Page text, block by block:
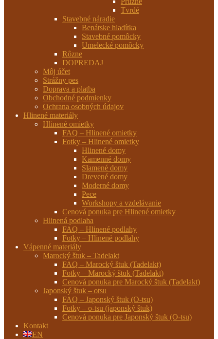
Tvrdé
Stavebné náradie
Benátske hladítka
Stavebné pomôcky
Umelecké pomôcky
Rôzne
DOPREDAJ
Môj účet
Strážny pes
Doprava a platba
Obchodné podmienky
Ochrana osobných údajov
Hlinené materiály
Hlinené omietky
FAQ – Hlinené omietky
Fotky – Hlinené omietky
Hlinené domy
Kamenné domy
Slamené domy
Drevené domy
Moderné domy
Pece
Workshopy a vzdelávanie
Cenová ponuka pre Hlinené omietky
Hlinená podlaha
FAQ – Hlinené podlahy
Fotky – Hlinené podlahy
Vápenné materiály
Marocký štuk – Tadelakt
FAQ – Marocký štuk (Tadelakt)
Fotky – Marocký štuk (Tadelakt)
Cenová ponuka pre Marocký štuk (Tadelakt)
Japonský štuk – otsu
FAQ – Japonský štuk (O-tsu)
Fotky – o-tsu (japonský štuk)
Cenová ponuka pre Japonský štuk (O-tsu)
Kontakt
EN